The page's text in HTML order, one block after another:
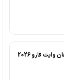
فارو 2026